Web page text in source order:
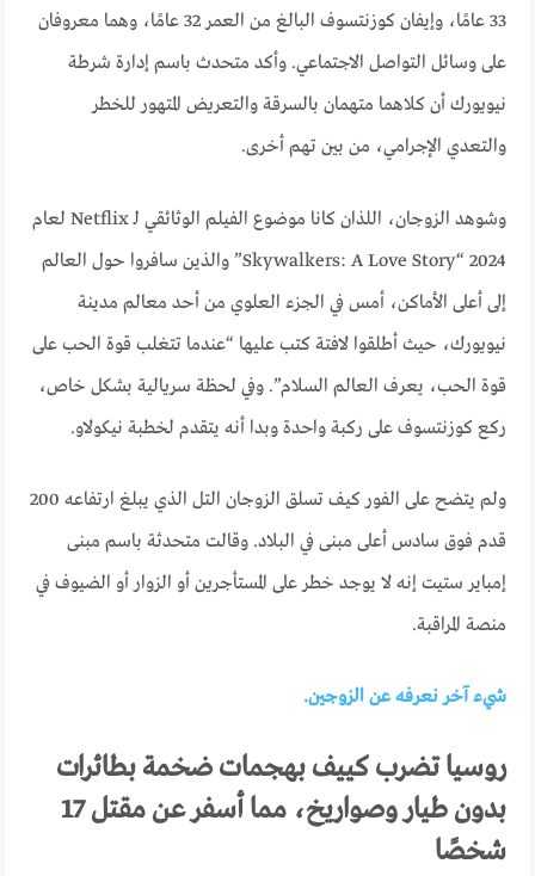
33 عامًا، وإيفان كوزنتسوف البالغ من العمر 32 عامًا، وهما معروفان
على وسائل التواصل الاجتماعي. وأكد متحدث باسم إدارة شرطة
نيويورك أن كلاهما متهمان بالسرقة والتعريض المتهور للخطر
والتعدي الإجرامي، من بين تهم أخرى.
وشوهد الزوجان، اللذان كانا موضوع الفيلم الوثائقي لـ Netflix لعام
2024 “Skywalkers: A Love Story” والذين سافروا حول العالم
إلى أعلى الأماكن، أمس في الجزء العلوي من أحد معالم مدينة
نيويورك، حيث أطلقوا لافتة كتب عليها “عندما تتغلب قوة الحب على
قوة الحب، يعرف العالم السلام”. وفي لحظة سريالية بشكل خاص،
ركع كوزنتسوف على ركبة واحدة وبدا أنه يتقدم لخطبة نيكولاو.
ولم يتضح على الفور كيف تسلق الزوجان التل الذي يبلغ ارتفاعه 200
قدم فوق سادس أعلى مبنى في البلاد. وقالت متحدثة باسم مبنى
إمباير ستيت إنه لا يوجد خطر على المستأجرين أو الزوار أو الضيوف في
منصة المراقبة.
شيء آخر نعرفه عن الزوجين.
روسيا تضرب كييف بهجمات ضخمة بطائرات
بدون طيار وصواريخ، مما أسفر عن مقتل 17
شخصًا